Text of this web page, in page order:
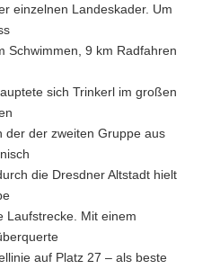
einzelnen Landeskader. Um
Schwimmen, 9 km Radfahren
sich Trinkerl im großen
der der zweiten Gruppe aus
die Dresdner Altstadt hielt
Laufstrecke. Mit einem
auf Platz 27 – als beste